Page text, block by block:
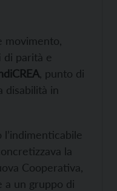
movimento,
parità e
, punto di
disabilità in
la
Cooperativa,
a un gruppo di